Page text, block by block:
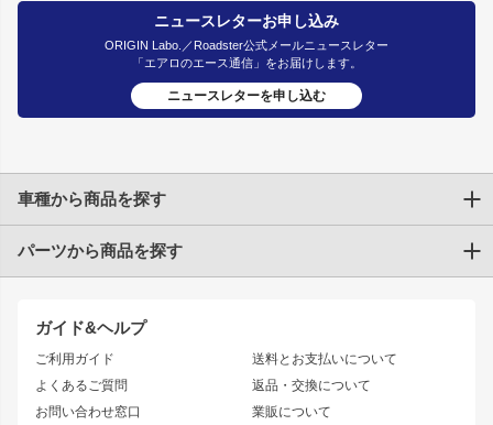
ニュースレターお申し込み
ORIGIN Labo.／Roadster公式メールニュースレター
「エアロのエース通信」をお届けします。
ニュースレターを申し込む
ガイド&ヘルプ
ご利用ガイド
よくあるご質問
お問い合わせ窓口
送料とお支払いについて
返品・交換について
業販について
車種から商品を探す
トヨタ
JZX90 CHASER
JZX110 MARK II
JZX100 MARK II
JZX90 MARK II
アリスト
ソアラ
アルテッツァ
パーツから商品を探す
エアロシリーズ
ドリフトライン
風神
雷神
レーシングライン
アタックライン
ストリームライン